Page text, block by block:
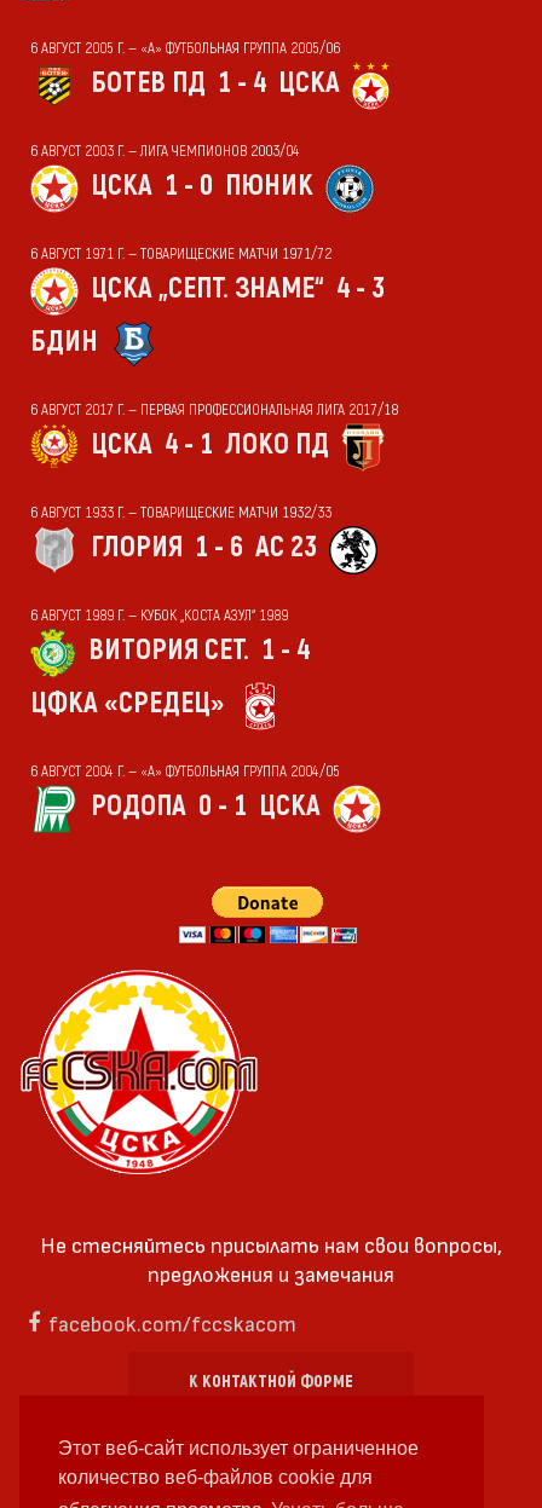
Этот веб-сайт использует ограниченное
количество веб-файлов cookie для
6 АВГУСТ 2005 Г. — «А» ФУТБОЛЬНАЯ ГРУППА 2005/06
БОТЕВ ПД 1 - 4 ЦСКА
6 АВГУСТ 2003 Г. — ЛИГА ЧЕМПИОНОВ 2003/04
ЦСКА 1 - 0 ПЮНИК
6 АВГУСТ 1971 Г. — ТОВАРИЩЕСКИЕ МАТЧИ 1971/72
ЦСКА „СЕПТ. ЗНАМЕ“ 4 - 3
БДИН
6 АВГУСТ 2017 Г. — ПЕРВАЯ ПРОФЕССИОНАЛЬНАЯ ЛИГА 2017/18
ЦСКА 4 - 1 ЛОКО ПД
6 АВГУСТ 1933 Г. — ТОВАРИЩЕСКИЕ МАТЧИ 1932/33
ГЛОРИЯ 1 - 6 АС 23
6 АВГУСТ 1989 Г. — КУБОК „КОСТА АЗУЛ“ 1989
ВИТОРИЯ СЕТ. 1 - 4
ЦФКА «СРЕДЕЦ»
6 АВГУСТ 2004 Г. — «А» ФУТБОЛЬНАЯ ГРУППА 2004/05
РОДОПА 0 - 1 ЦСКА
Не стесняйтесь присылать нам свои вопросы,
предложения и замечания
facebook.com/fccskacom
К КОНТАКТНОЙ ФОРМЕ